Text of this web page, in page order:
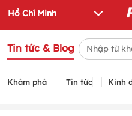
Tin tức & Blog
Khám phá Tin tức Kinh